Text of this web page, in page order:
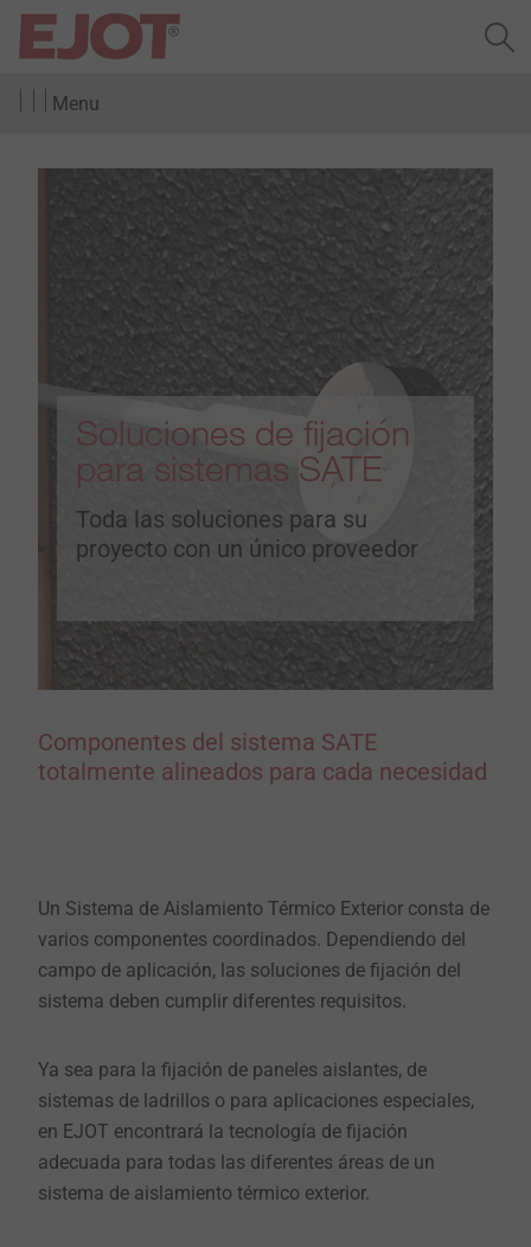
Menu
Soluciones de fijación
para sistemas SATE
Toda las soluciones para su
proyecto con un único proveedor
Componentes del sistema SATE
totalmente alineados para cada necesidad
Un Sistema de Aislamiento Térmico Exterior consta de
varios componentes coordinados. Dependiendo del
campo de aplicación, las soluciones de fijación del
sistema deben cumplir diferentes requisitos.
Ya sea para la fijación de paneles aislantes, de
sistemas de ladrillos o para aplicaciones especiales,
en EJOT encontrará la tecnología de fijación
adecuada para todas las diferentes áreas de un
sistema de aislamiento térmico exterior.